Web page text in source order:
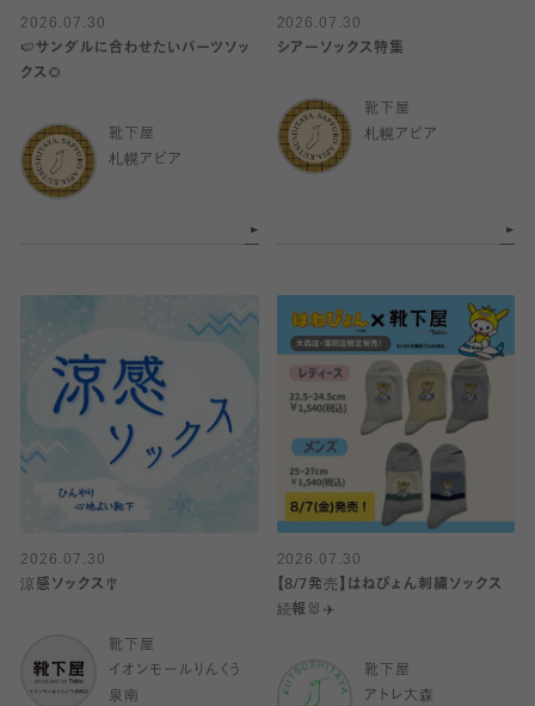
2026.07.30
🍉サンダルに合わせたいパーツソッ
クス🌻
靴下屋
札幌アピア
2026.07.30
シアーソックス特集
靴下屋
札幌アピア
2026.07.30
涼感ソックス🎐
靴下屋
イオンモールりんくう
泉南
2026.07.30
【8/7発売】はねぴょん刺繍ソックス
続報🐰✈️
靴下屋
アトレ大森